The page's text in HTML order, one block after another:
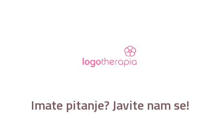
Imate pitanje? Javite nam se!